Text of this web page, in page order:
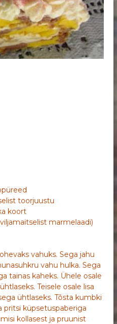
toorjuustu
koort
marmelaadi)
vahuks. Sega jahu
vahu hulka. Sega
tainas kaheks. Ühele osale
Teisele osale lisa
ühtlaseks. Tõsta kumbki
pritsi küpsetuspaberiga
kollasest ja pruunist